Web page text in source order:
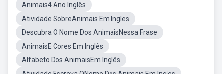
Animais4 Ano Inglês
Atividade SobreAnimais Em Ingles
Descubra O Nome Dos AnimaisNessa Frase
AnimaisE Cores Em Inglês
Alfabeto Dos AnimaisEm Inglês